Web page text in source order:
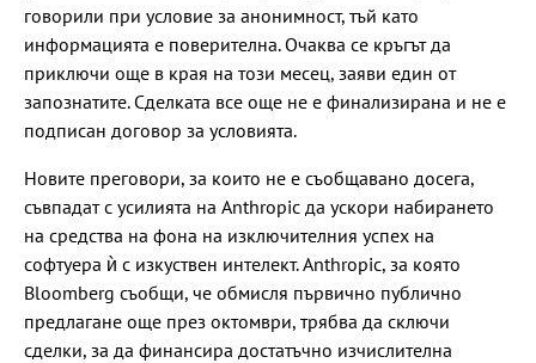
говорили при условие за анонимност, тъй като
информацията е поверителна. Очаква се кръгът да
приключи още в края на този месец, заяви един от
запознатите. Сделката все още не е финализирана и не е
подписан договор за условията.
Новите преговори, за които не е съобщавано досега,
съвпадат с усилията на Anthropic да ускори набирането
на средства на фона на изключителния успех на
софтуера ѝ с изкуствен интелект. Anthropic, за която
Bloomberg съобщи, че обмисля първично публично
предлагане още през октомври, трябва да сключи
сделки, за да финансира достатъчно изчислителна